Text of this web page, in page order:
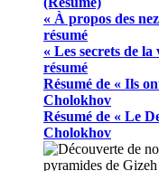
« À propos des
résumé
« Les secrets de
résumé
Résumé de « Ils
Cholokhov
Résumé de « Le
Cholokhov